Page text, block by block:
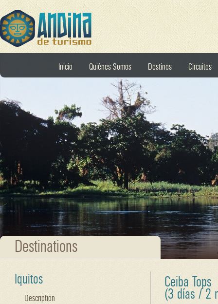
Inicio Quiénes Somos Destinos Circuitos
Destinations
Iquitos
Description
Ceiba Tops
(3 días / 2